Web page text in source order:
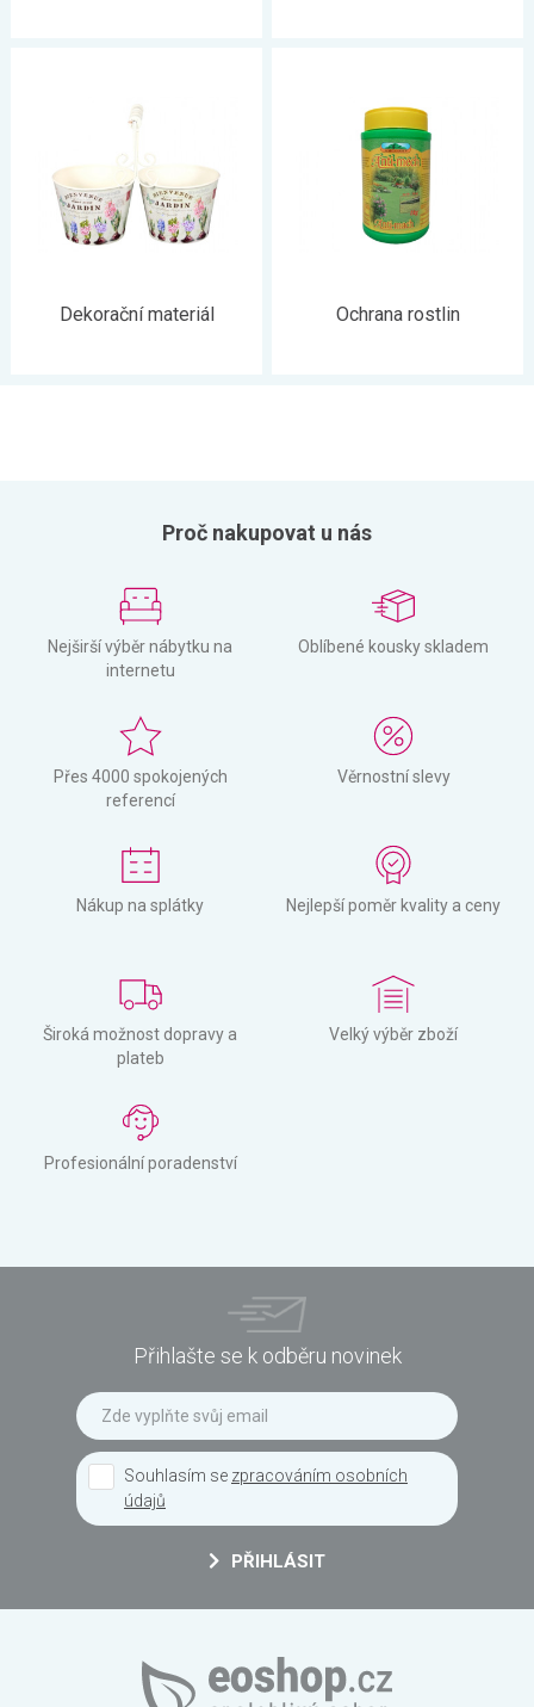
Dekorační materiál Ochrana rostlin
Proč nakupovat u nás
Nejširší výběr nábytku na
internetu
Oblíbené kousky skladem
Přes 4000 spokojených
referencí
Věrnostní slevy
Nákup na splátky Nejlepší poměr kvality a ceny
Široká možnost dopravy a
plateb
Velký výběr zboží
Profesionální poradenství
Přihlašte se k odběru novinek
Souhlasím se zpracováním osobních
údajů
PŘIHLÁSIT